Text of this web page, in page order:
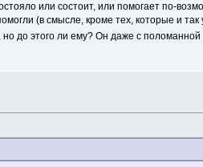
или состоит, или помогает по-
(в смысле, кроме тех, которые и
до этого ли ему? Он даже с